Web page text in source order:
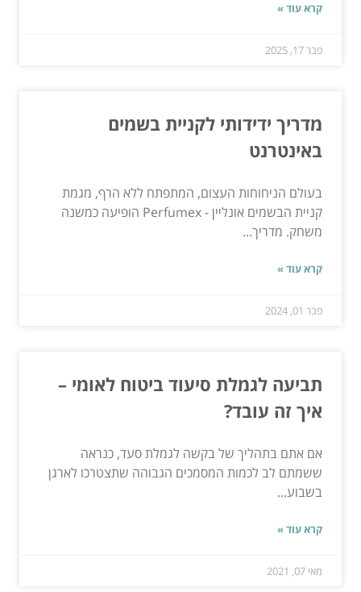
קרא עוד »
פבר 17, 2025
מדריך ידידותי לקניית בשמים
באינטרנט
בעולם הניחוחות העצום, המתפתח ללא הרף, מגמת
קניית הבשמים אונליין - Perfumex הופיעה כמשנה
משחק. מדריך...
קרא עוד »
פבר 01, 2024
תביעה לגמלת סיעוד ביטוח לאומי –
איך זה עובד?
אם אתם בתהליך של בקשה לגמלת סעד, כנראה
ששמתם לב לכמות המסמכים הגבוהה שתצטרכו לארגן
בשבוע...
קרא עוד »
מאי 07, 2021